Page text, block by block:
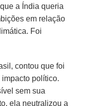
a Índia queria
em relação
Foi
contou que foi
político.
sem sua
ela neutralizou a